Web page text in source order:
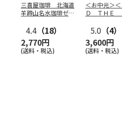
三喜屋珈琲 北海道
羊蹄山名水珈琲ゼリ
4.4 （18）
2,770円
(送料・税込)
＜お中元＞＜
Ｄ ＴＨＥ
ト５種
…
5.0 （4）
3,600円
(送料・税込)